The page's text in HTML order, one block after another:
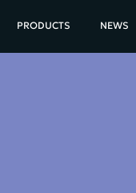
PRODUCTS NEWS